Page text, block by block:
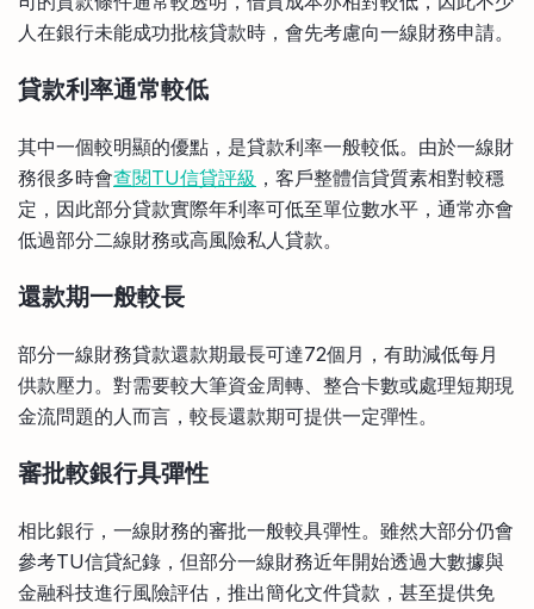
人在銀行未能成功批核貸款時，會先考慮向一線財務申請。
貸款利率通常較低
其中一個較明顯的優點，是貸款利率一般較低。由於一線財
務很多時會查閱TU信貸評級 ，客戶整體信貸質素相對較穩
定，因此部分貸款實際年利率可低至單位數水平，通常亦會
低過部分二線財務或高風險私人貸款。
還款期一般較長
部分一線財務貸款還款期最長可達72個月，有助減低每月
供款壓力。對需要較大筆資金周轉、整合卡數或處理短期現
金流問題的人而言，較長還款期可提供一定彈性。
審批較銀行具彈性
相比銀行，一線財務的審批一般較具彈性。雖然大部分仍會
參考TU信貸紀錄，但部分一線財務近年開始透過大數據與
金融科技進行風險評估，推出簡化文件貸款，甚至提供免